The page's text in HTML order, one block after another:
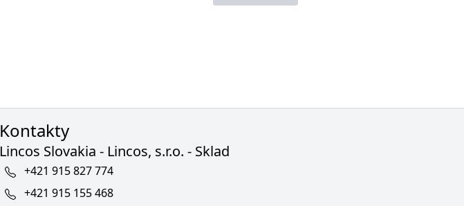
Kontakty
Lincos Slovakia - Lincos, s.r.o. - Sklad
+421 915 827 774
+421 915 155 468